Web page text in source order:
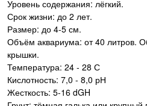
Уровень содержания: лёгкий.
Срок жизни: до 2 лет.
Размер: до 4-5 см.
Объём аквариума: от 40 литров.
крышки.
Температура: 24 - 28 С
Кислотность: 7,0 - 8,0 рН
Жесткость: 5-16 dGH